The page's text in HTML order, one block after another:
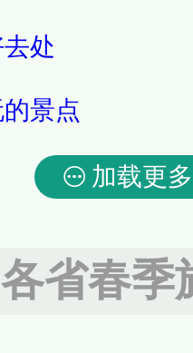
处
景点
加载更多
省春季